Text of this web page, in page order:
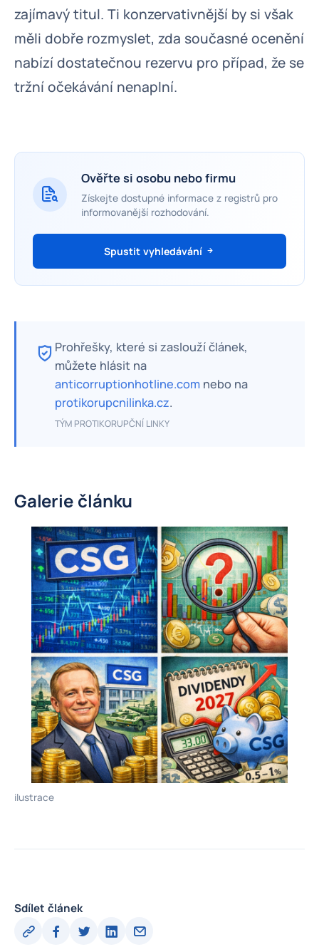
zajímavý titul. Ti konzervativnější by si však
měli dobře rozmyslet, zda současné ocenění
nabízí dostatečnou rezervu pro případ, že se
tržní očekávání nenaplní.
Ověřte si osobu nebo firmu
Získejte dostupné informace z registrů pro
informovanější rozhodování.
Spustit vyhledávání
Prohřešky, které si zaslouží článek,
můžete hlásit na
anticorruptionhotline.com nebo na
protikorupcnilinka.cz.
TÝM PROTIKORUPČNÍ LINKY
Galerie článku
ilustrace
Sdílet článek